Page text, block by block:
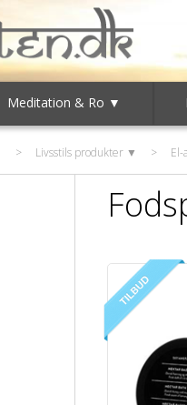
Meditation & Ro ▼
> Livsstils produkter ▼ >